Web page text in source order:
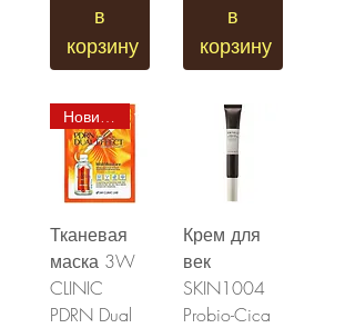
в
корзину
в
корзину
Новинка
Тканевая
маска 3W
CLINIC
PDRN Dual
Крем для
век
SKIN1004
Probio-Cica